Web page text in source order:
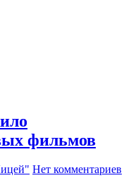
фильмов
Нет комментариев